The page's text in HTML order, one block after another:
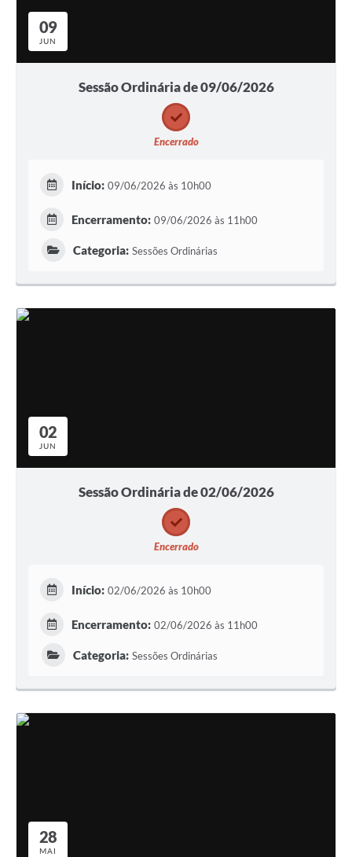
09
JUN
Sessão Ordinária de 09/06/2026
Encerrado
Início: 09/06/2026 às 10h00
Encerramento: 09/06/2026 às 11h00
Categoria: Sessões Ordinárias
02
JUN
Sessão Ordinária de 02/06/2026
Encerrado
Início: 02/06/2026 às 10h00
Encerramento: 02/06/2026 às 11h00
Categoria: Sessões Ordinárias
28
MAI